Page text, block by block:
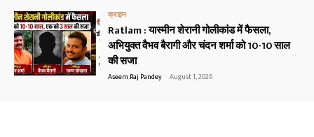
क्राइम
Ratlam : यास्मीन शेरानी गोलीकांड में फैसला,
अभियुक्त वैभव बैरागी और चंदन शर्मा को 10-10 साल
की सजा
Aseem Raj Pandey - August 1, 2026